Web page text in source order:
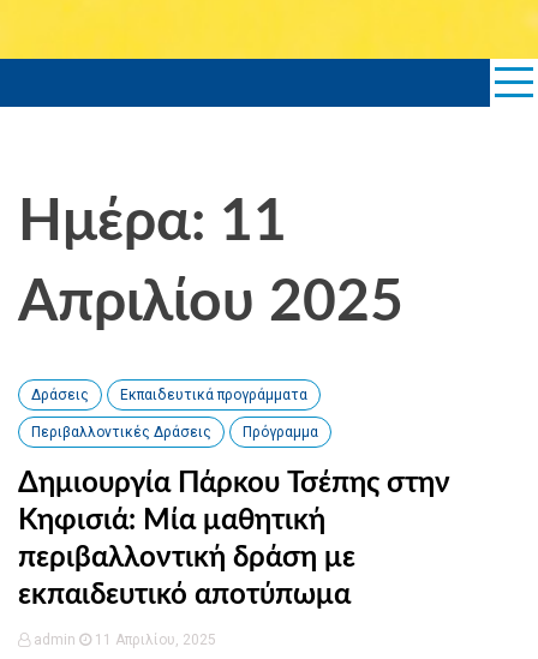
Ημέρα: 11
Απριλίου 2025
Δράσεις Εκπαιδευτικά προγράμματα
Περιβαλλοντικές Δράσεις Πρόγραμμα
Δημιουργία Πάρκου Τσέπης στην
Κηφισιά: Μία μαθητική
περιβαλλοντική δράση με
εκπαιδευτικό αποτύπωμα
admin 11 Απριλίου, 2025